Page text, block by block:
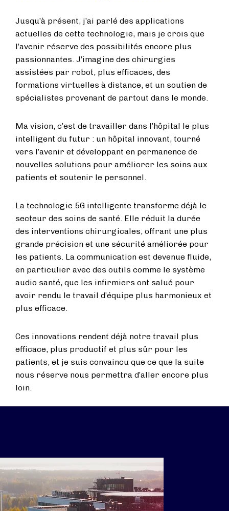
Jusqu’à présent, j’ai parlé des applications
actuelles de cette technologie, mais je crois que
l’avenir réserve des possibilités encore plus
passionnantes. J’imagine des chirurgies
assistées par robot, plus efficaces, des
formations virtuelles à distance, et un soutien de
spécialistes provenant de partout dans le monde.
Ma vision, c’est de travailler dans l’hôpital le plus
intelligent du futur : un hôpital innovant, tourné
vers l’avenir et développant en permanence de
nouvelles solutions pour améliorer les soins aux
patients et soutenir le personnel.
La technologie 5G intelligente transforme déjà le
secteur des soins de santé. Elle réduit la durée
des interventions chirurgicales, offrant une plus
grande précision et une sécurité améliorée pour
les patients. La communication est devenue fluide,
en particulier avec des outils comme le système
audio santé, que les infirmiers ont salué pour
avoir rendu le travail d’équipe plus harmonieux et
plus efficace.
Ces innovations rendent déjà notre travail plus
efficace, plus productif et plus sûr pour les
patients, et je suis convaincu que ce que la suite
nous réserve nous permettra d’aller encore plus
loin.